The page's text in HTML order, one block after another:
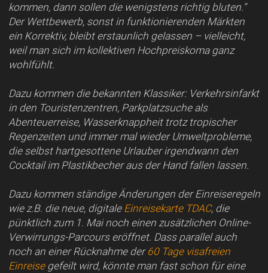
kommen, dann sollen die wenigstens richtig bluten.“
Der Wettbewerb, sonst in funktionierenden Märkten
ein Korrektiv, bleibt erstaunlich gelassen – vielleicht,
weil man sich im kollektiven Hochpreiskoma ganz
wohlfühlt.
Dazu kommen die bekannten Klassiker: Verkehrsinfarkt
in den Touristenzentren, Parkplatzsuche als
Abenteuerreise, Wasserknappheit trotz tropischer
Regenzeiten und immer mal wieder Umweltprobleme,
die selbst hartgesottene Urlauber irgendwann den
Cocktail im Plastikbecher aus der Hand fallen lassen.
Dazu kommen ständige Änderungen der Einreiseregeln
wie z.B. die neue, digitale Einreisekarte TDAC, die
pünktlich zum 1. Mai noch einen zusätzlichen Online-
Verwirrungs-Parcours eröffnet. Dass parallel auch
noch an einer Rücknahme der 60 Tage visafreien
Einreisegefeilt wird, könnte man fast schon für eine